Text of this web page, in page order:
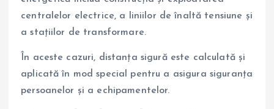
centralelor electrice, a liniilor de înaltă tensiune și
a stațiilor de transformare.
În aceste cazuri, distanța sigură este calculată și
aplicată în mod special pentru a asigura siguranța
persoanelor și a echipamentelor.